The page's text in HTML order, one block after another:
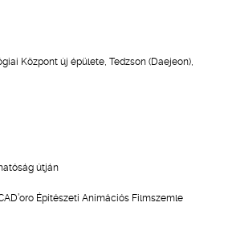
Központ új épülete, Tedzson (Daejeon),
útján
Építészeti Animációs Filmszemle